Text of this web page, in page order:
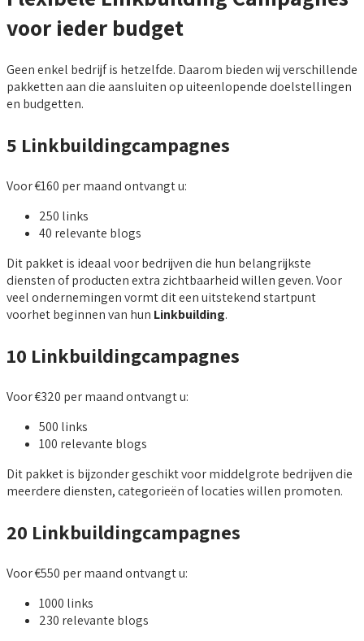
voor ieder budget
Geen enkel bedrijf is hetzelfde. Daarom bieden wij verschillende
pakketten aan die aansluiten op uiteenlopende doelstellingen
en budgetten.
5 Linkbuildingcampagnes
Voor €160 per maand ontvangt u:
250 links
40 relevante blogs
Dit pakket is ideaal voor bedrijven die hun belangrijkste
diensten of producten extra zichtbaarheid willen geven. Voor
veel ondernemingen vormt dit een uitstekend startpunt
voorhet beginnen van hun Linkbuilding.
10 Linkbuildingcampagnes
Voor €320 per maand ontvangt u:
500 links
100 relevante blogs
Dit pakket is bijzonder geschikt voor middelgrote bedrijven die
meerdere diensten, categorieën of locaties willen promoten.
20 Linkbuildingcampagnes
Voor €550 per maand ontvangt u:
1000 links
230 relevante blogs